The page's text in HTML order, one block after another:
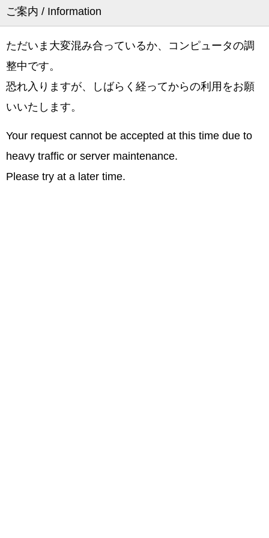
ご案内 / Information
ただいま大変混み合っているか、コンピュータの調
整中です。
恐れ入りますが、しばらく経ってからの利用をお願
いいたします。
Your request cannot be accepted at this time due to
heavy traffic or server maintenance.
Please try at a later time.